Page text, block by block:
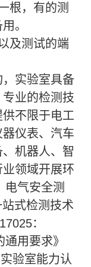
根，有的测
。
及测试的端
实验室具备
业的检测技
不限于电工
仪表、汽车
机器人、智
领域开展环
电气安全测
式检测技术
：
用要求》
验室能力认